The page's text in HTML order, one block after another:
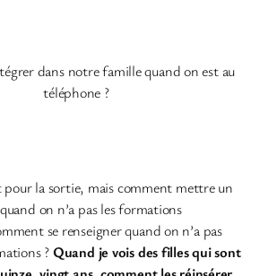
dans notre famille quand on est au
téléphone ?
la sortie, mais comment mettre un
on n’a pas les formations
se renseigner quand on n’a pas
?Quand je vois des filles qui sont